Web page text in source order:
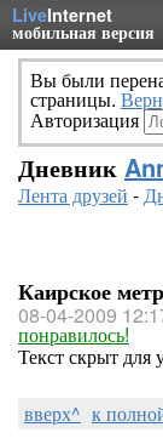
LiveInternet
мобильная версия
Вы были
страницы.
Авторизация
Дневник
Лента друзей -
Каирское
08-04-2009
понравилось!
Текст скрыт для
вверх^ к